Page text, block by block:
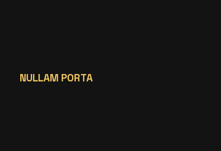
NULLAM PORTA